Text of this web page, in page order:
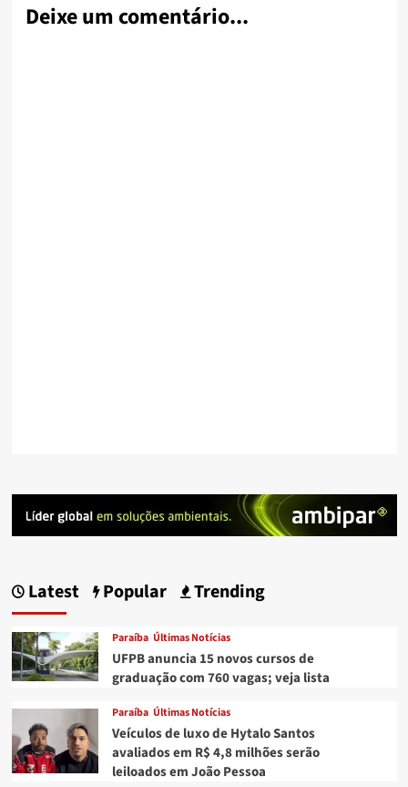
Deixe um comentário...
Latest Popular Trending
Paraíba Últimas Notícias
UFPB anuncia 15 novos cursos de
graduação com 760 vagas; veja lista
Paraíba Últimas Notícias
Veículos de luxo de Hytalo Santos
avaliados em R$ 4,8 milhões serão
leiloados em João Pessoa